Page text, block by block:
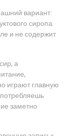
вариант:
сиропа.
и не содержит
а
играют главную
заметно